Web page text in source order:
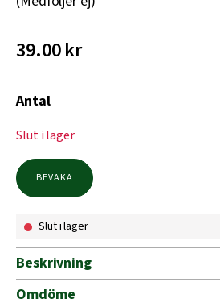
39.00kr
Antal
Slut i lager
BEVAKA
Slut i lager
Beskrivning
Omdöme